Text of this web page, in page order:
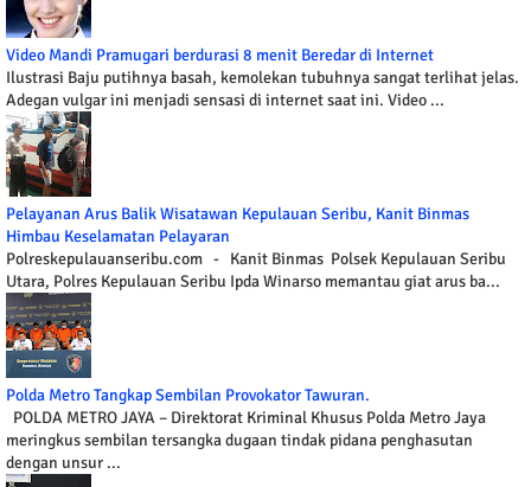
Video Mandi Pramugari berdurasi 8 menit Beredar di Internet
Ilustrasi Baju putihnya basah, kemolekan tubuhnya sangat terlihat jelas.
Adegan vulgar ini menjadi sensasi di internet saat ini. Video ...
Pelayanan Arus Balik Wisatawan Kepulauan Seribu, Kanit Binmas
Himbau Keselamatan Pelayaran
Polreskepulauanseribu.com - Kanit Binmas Polsek Kepulauan Seribu
Utara, Polres Kepulauan Seribu Ipda Winarso memantau giat arus ba...
Polda Metro Tangkap Sembilan Provokator Tawuran.
POLDA METRO JAYA – Direktorat Kriminal Khusus Polda Metro Jaya
meringkus sembilan tersangka dugaan tindak pidana penghasutan
dengan unsur ...